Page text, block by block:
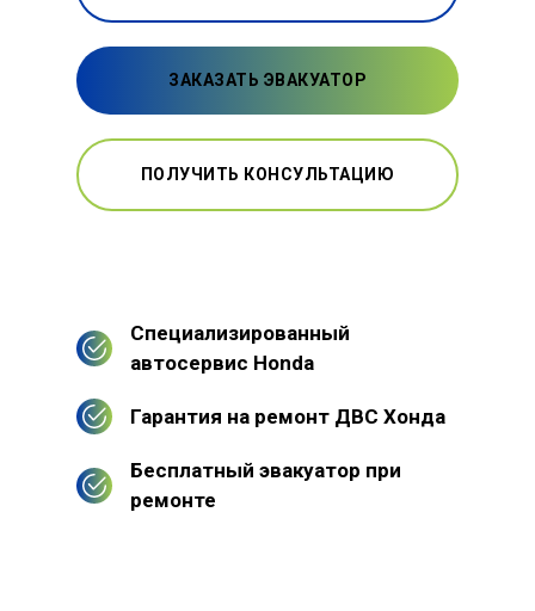
ЗАКАЗАТЬ ЭВАКУАТОР
ПОЛУЧИТЬ КОНСУЛЬТАЦИЮ
Специализированный
автосервис Honda
Гарантия на ремонт ДВС Хонда
Бесплатный эвакуатор при
ремонте